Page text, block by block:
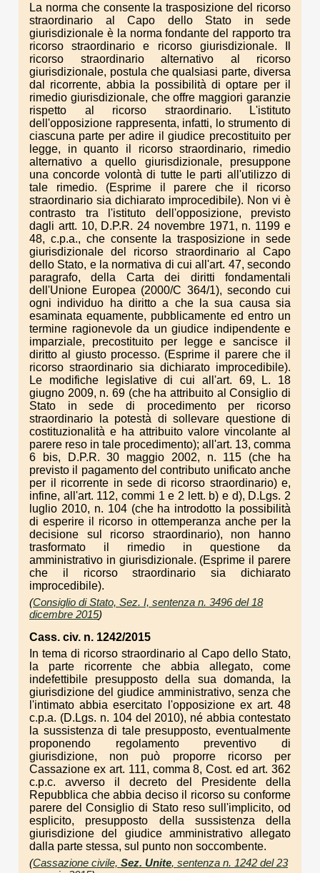
La norma che consente la trasposizione del ricorso
straordinario al Capo dello Stato in sede
giurisdizionale è la norma fondante del rapporto tra
ricorso straordinario e ricorso giurisdizionale. Il
ricorso straordinario alternativo al ricorso
giurisdizionale, postula che qualsiasi parte, diversa
dal ricorrente, abbia la possibilità di optare per il
rimedio giurisdizionale, che offre maggiori garanzie
rispetto al ricorso straordinario. L'istituto
dell'opposizione rappresenta, infatti, lo strumento di
ciascuna parte per adire il giudice precostituito per
legge, in quanto il ricorso straordinario, rimedio
alternativo a quello giurisdizionale, presuppone
una concorde volontà di tutte le parti all'utilizzo di
tale rimedio. (Esprime il parere che il ricorso
straordinario sia dichiarato improcedibile). Non vi è
contrasto tra l'istituto dell'opposizione, previsto
dagli artt. 10, D.P.R. 24 novembre 1971, n. 1199 e
48, c.p.a., che consente la trasposizione in sede
giurisdizionale del ricorso straordinario al Capo
dello Stato, e la normativa di cui all'art. 47, secondo
paragrafo, della Carta dei diritti fondamentali
dell'Unione Europea (2000/C 364/1), secondo cui
ogni individuo ha diritto a che la sua causa sia
esaminata equamente, pubblicamente ed entro un
termine ragionevole da un giudice indipendente e
imparziale, precostituito per legge e sancisce il
diritto al giusto processo. (Esprime il parere che il
ricorso straordinario sia dichiarato improcedibile).
Le modifiche legislative di cui all'art. 69, L. 18
giugno 2009, n. 69 (che ha attribuito al Consiglio di
Stato in sede di procedimento per ricorso
straordinario la potestà di sollevare questione di
costituzionalità e ha attribuito valore vincolante al
parere reso in tale procedimento); all'art. 13, comma
6 bis, D.P.R. 30 maggio 2002, n. 115 (che ha
previsto il pagamento del contributo unificato anche
per il ricorrente in sede di ricorso straordinario) e,
infine, all'art. 112, commi 1 e 2 lett. b) e d), D.Lgs. 2
luglio 2010, n. 104 (che ha introdotto la possibilità
di esperire il ricorso in ottemperanza anche per la
decisione sul ricorso straordinario), non hanno
trasformato il rimedio in questione da
amministrativo in giurisdizionale. (Esprime il parere
che il ricorso straordinario sia dichiarato
improcedibile).
(Consiglio di Stato, Sez. I, sentenza n. 3496 del 18
dicembre 2015)
Cass. civ. n. 1242/2015
In tema di ricorso straordinario al Capo dello Stato,
la parte ricorrente che abbia allegato, come
indefettibile presupposto della sua domanda, la
giurisdizione del giudice amministrativo, senza che
l'intimato abbia esercitato l'opposizione ex art. 48
c.p.a. (D.Lgs. n. 104 del 2010), né abbia contestato
la sussistenza di tale presupposto, eventualmente
proponendo regolamento preventivo di
giurisdizione, non può proporre ricorso per
Cassazione ex art. 111, comma 8, Cost. ed art. 362
c.p.c. avverso il decreto del Presidente della
Repubblica che abbia deciso il ricorso su conforme
parere del Consiglio di Stato reso sull'implicito, od
esplicito, presupposto della sussistenza della
giurisdizione del giudice amministrativo allegato
dalla parte stessa, sul punto non soccombente.
(Cassazione civile, Sez. Unite, sentenza n. 1242 del 23